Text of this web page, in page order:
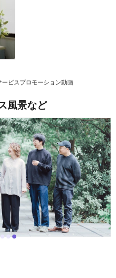
ビスプロモーション動画
風景など
i i i